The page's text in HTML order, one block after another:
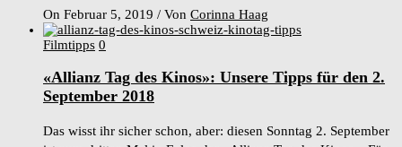
On Februar 5, 2019 / Von Corinna Haag
Filmtipps 0
«Allianz Tag des Kinos»: Unsere Tipps für den 2.
September 2018
Das wisst ihr sicher schon, aber: diesen Sonntag 2. September